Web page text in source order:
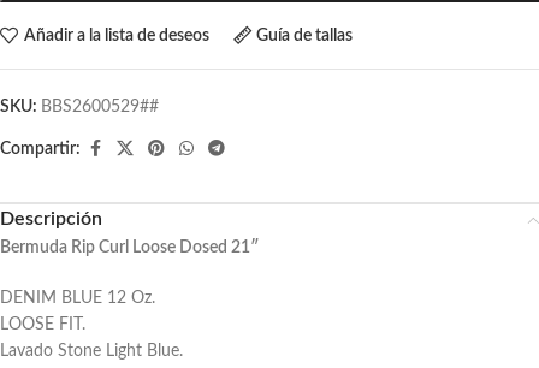
Añadir a la lista de deseos Guía de tallas
SKU: BBS2600529##
Compartir:
Descripción
Bermuda Rip Curl Loose Dosed 21″
DENIM BLUE 12 Oz.
LOOSE FIT.
Lavado Stone Light Blue.